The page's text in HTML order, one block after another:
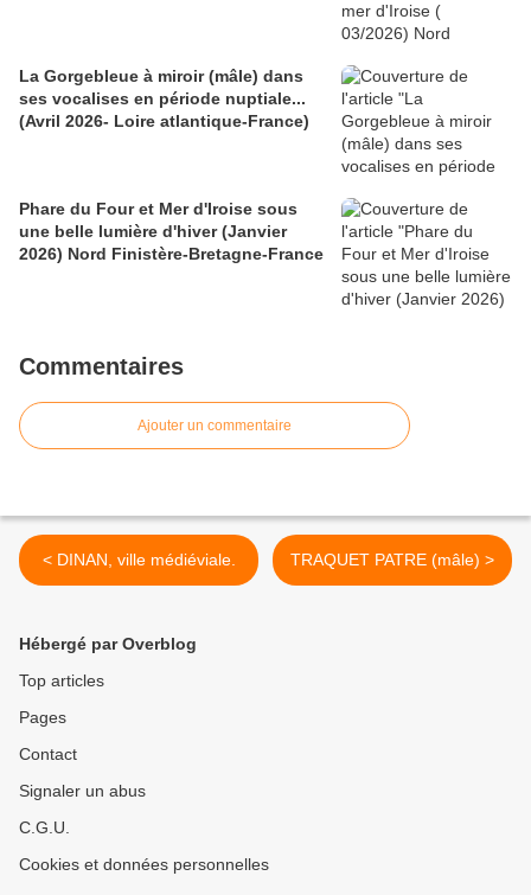
La Gorgebleue à miroir (mâle) dans
ses vocalises en période nuptiale...
(Avril 2026- Loire atlantique-France)
Phare du Four et Mer d'Iroise sous
une belle lumière d'hiver (Janvier
2026) Nord Finistère-Bretagne-France
Commentaires
Ajouter un commentaire
< DINAN, ville médiéviale. TRAQUET PATRE (mâle) >
Hébergé par Overblog
Top articles
Pages
Contact
Signaler un abus
C.G.U.
Cookies et données personnelles